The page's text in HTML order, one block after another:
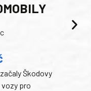
Škodovy
pro